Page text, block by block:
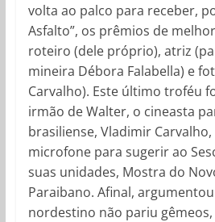
volta ao palco para receber,
Asfalto”, os prêmios de
roteiro (dele próprio), atriz
mineira Débora Falabella) e
Carvalho). Este último troféu
irmão de Walter, o cineasta
brasiliense, Vladimir
microfone para sugerir ao
suas unidades, Mostra do
Paraibano. Afinal,
nordestino não pariu